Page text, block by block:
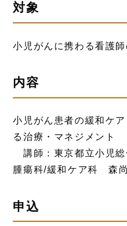
対象
小児がんに携わる看護
内容
小児がん患者の緩和ケ
る治療・マネジメント
講師：東京都立小児
腫瘍科/緩和ケア科 森
申込